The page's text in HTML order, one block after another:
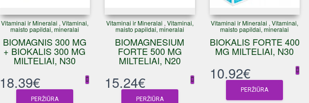
Vitaminai ir Mineralai , Vitaminai,
maisto papildai, mineralai
BIOMAGNIS 300 MG
+ BIOKALIS 300 MG
MILTELIAI, N30
18.39€
PERŽIŪRA
Vitaminai ir Mineralai , Vitaminai,
maisto papildai, mineralai
BIOMAGNESIUM
FORTE 500 MG
MILTELIAI, N20
15.24€
PERŽIŪRA
Vitaminai ir Mineralai ,Vitaminai,
maisto papildai, mineralai
BIOKALIS FORTE 400
MG MILTELIAI, N30
10.92€
PERŽIŪRA